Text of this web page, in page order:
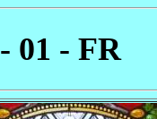
- 01 - FR